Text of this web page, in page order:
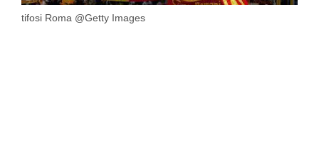
tifosi Roma @Getty Images